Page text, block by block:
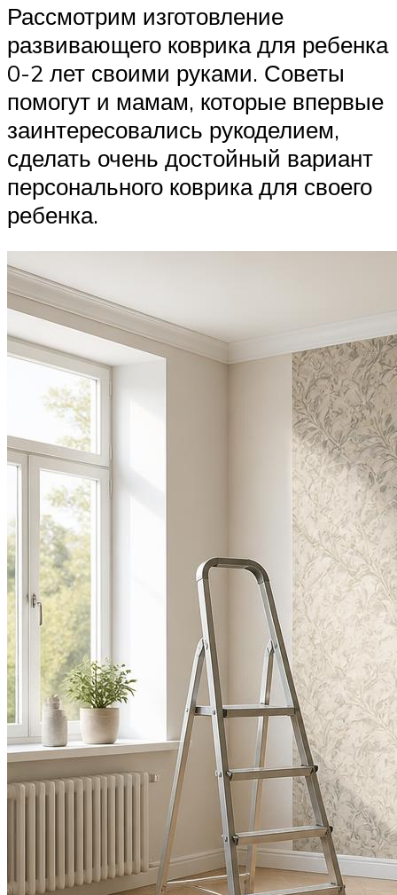
Рассмотрим изготовление
развивающего коврика для ребенка
0-2 лет своими руками. Советы
помогут и мамам, которые впервые
заинтересовались рукоделием,
сделать очень достойный вариант
персонального коврика для своего
ребенка.